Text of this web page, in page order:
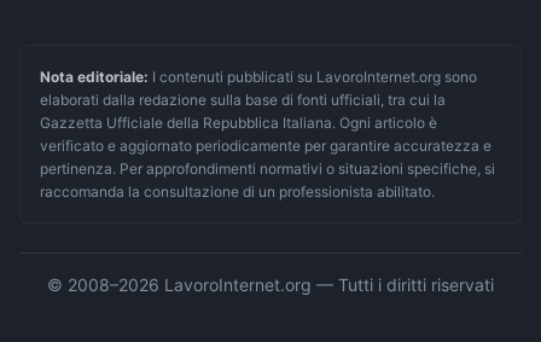
Nota editoriale: I contenuti pubblicati su LavoroInternet.org sono
elaborati dalla redazione sulla base di fonti ufficiali, tra cui la
Gazzetta Ufficiale della Repubblica Italiana. Ogni articolo è
verificato e aggiornato periodicamente per garantire accuratezza e
pertinenza. Per approfondimenti normativi o situazioni specifiche, si
raccomanda la consultazione di un professionista abilitato.
© 2008–2026 LavoroInternet.org — Tutti i diritti riservati